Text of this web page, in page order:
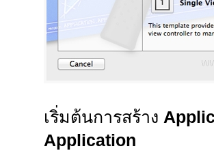
เริ่มต้นการสร้าง
Application